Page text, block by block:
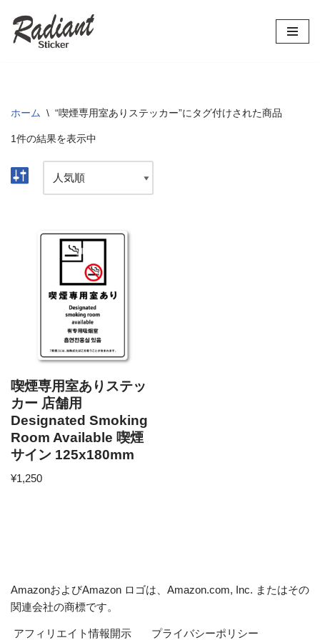
コ
ツ
ス
ッ
ホーム \ “喫煙専用室ありステッカー”にタグ付けされた商品
1件の結果を表示中
喫煙専用室ありステッ
カー 店舗用
Designated Smoking
Room Available 喫煙
サイン 125x180mm
¥1,250
AmazonおよびAmazon ロゴは、Amazon.com, Inc. またはその
関連会社の商標です。
アフィリエイト情報開示 プライバシーポリシー